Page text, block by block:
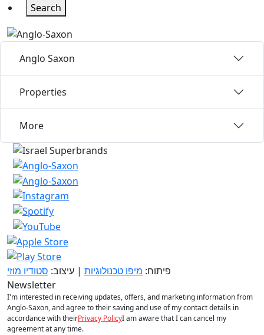
Search
Anglo Saxon
Properties
More
פיתוח: מיפו טכנולוגיות | עיצוב: סטודיו מוזי
Newsletter
I'm interested in receiving updates, offers, and marketing information from
Anglo-Saxon, and agree to their saving and use of my contact details in
accordance with theirPrivacy PolicyI am aware that I can cancel my
agreement at any time.